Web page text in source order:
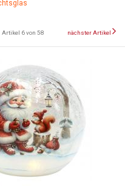
Artikel 6 von 58 nächster Artikel